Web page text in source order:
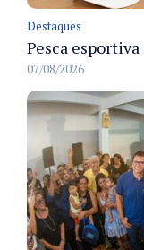
Destaques
07/08/2026